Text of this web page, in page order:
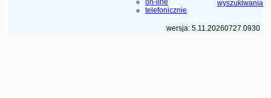
telefonicznie
wyszukiwania
wersja: 5.11.20260727.0930